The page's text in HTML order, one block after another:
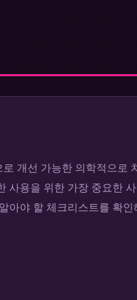
개선 가능한 의학적으로
사용을 위한 가장 중요한
아야 할 체크리스트를 확인